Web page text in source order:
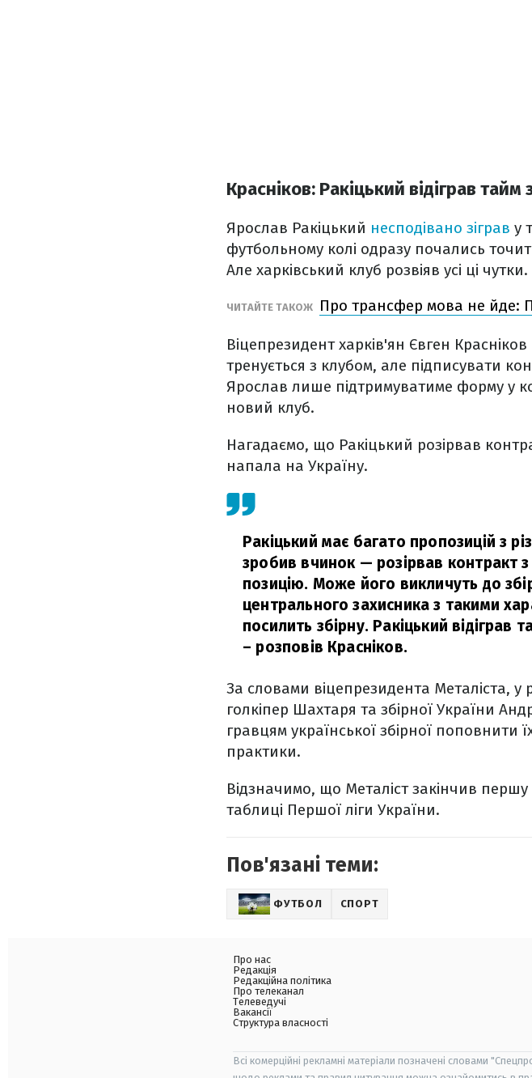
Красніков: Ракіцький відіграв
Ярослав Ракіцький несподівано зіграв у
футбольному колі одразу почались
Але харківський клуб розвіяв усі ці чутки.
ЧИТАЙТЕ ТАКОЖ Про трансфер мова не йде:
Віцепрезидент харків'ян Євген
тренується з клубом, але підписувати
Ярослав лише підтримуватиме форму у
новий клуб.
Нагадаємо, що Ракіцький розірвав
напала на Україну.
Ракіцький має багато пропозицій з
зробив вчинок — розірвав контракт з
позицію. Може його викличуть до
центрального захисника з такими
посилить збірну. Ракіцький відіграв
– розповів Красніков.
За словами віцепрезидента Металіста,
голкіпер Шахтаря та збірної України
гравцям української збірної поповнити
практики.
Відзначимо, що Металіст закінчив
таблиці Першої ліги України.
Пов'язані теми:
ФУТБОЛ СПОРТ
Про нас
Редакція
Редакційна політика
Про телеканал
Телеведучі
Вакансії
Структура власності
Всі комерційні рекламні матеріали позначені словами